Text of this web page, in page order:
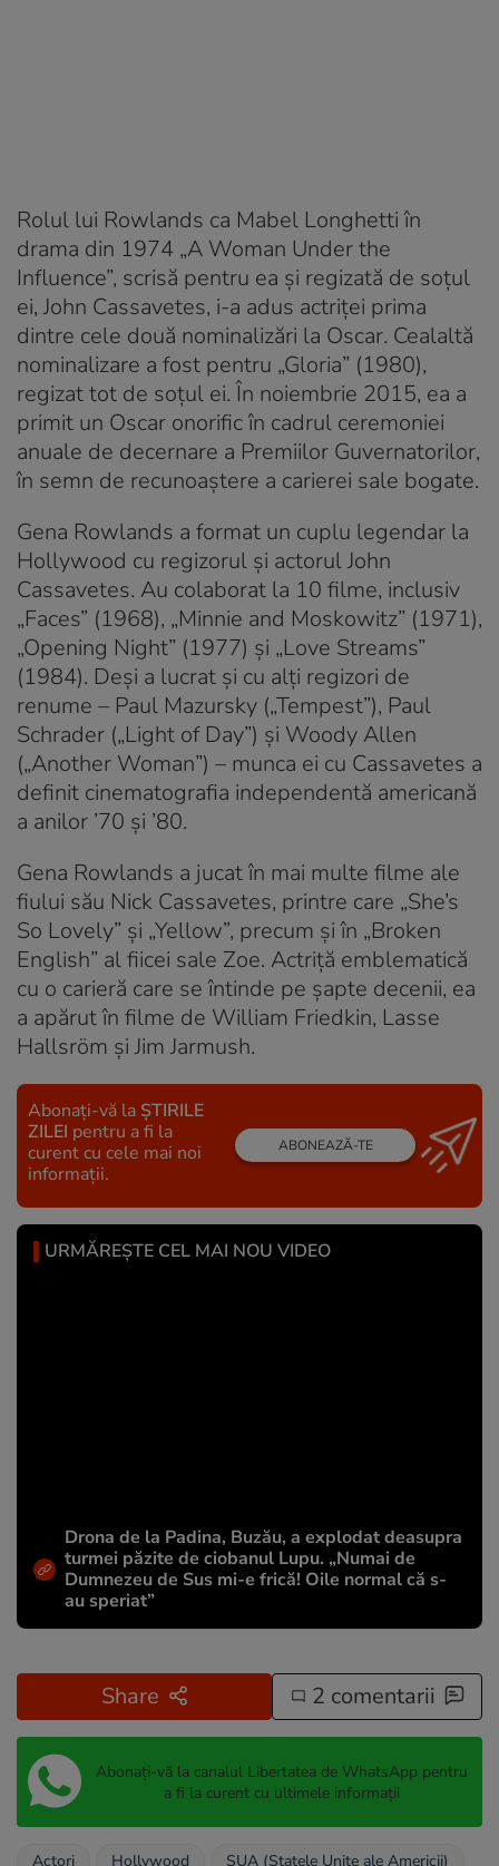
Rolul lui Rowlands ca Mabel Longhetti în
drama din 1974 „A Woman Under the
Influence”, scrisă pentru ea şi regizată de soţul
ei, John Cassavetes, i-a adus actriţei prima
dintre cele două nominalizări la Oscar. Cealaltă
nominalizare a fost pentru „Gloria” (1980),
regizat tot de soţul ei. În noiembrie 2015, ea a
primit un Oscar onorific în cadrul ceremoniei
anuale de decernare a Premiilor Guvernatorilor,
în semn de recunoaştere a carierei sale bogate.
Gena Rowlands a format un cuplu legendar la
Hollywood cu regizorul şi actorul John
Cassavetes. Au colaborat la 10 filme, inclusiv
„Faces” (1968), „Minnie and Moskowitz” (1971),
„Opening Night” (1977) şi „Love Streams”
(1984). Deşi a lucrat şi cu alţi regizori de
renume – Paul Mazursky („Tempest”), Paul
Schrader („Light of Day”) şi Woody Allen
(„Another Woman”) – munca ei cu Cassavetes a
definit cinematografia independentă americană
a anilor ’70 şi ’80.
Gena Rowlands a jucat în mai multe filme ale
fiului său Nick Cassavetes, printre care „She’s
So Lovely” şi „Yellow”, precum şi în „Broken
English” al fiicei sale Zoe. Actriţă emblematică
cu o carieră care se întinde pe şapte decenii, ea
a apărut în filme de William Friedkin, Lasse
Hallsröm şi Jim Jarmush.
Abonați-vă la ȘTIRILE
ZILEI pentru a fi la
curent cu cele mai noi
informații.
ABONEAZĂ-TE
URMĂREȘTE CEL MAI NOU VIDEO
Drona de la Padina, Buzău, a explodat deasupra
turmei păzite de ciobanul Lupu. „Numai de
Dumnezeu de Sus mi-e frică! Oile normal că s-
au speriat”
Share 2 comentarii
Abonați-vă la canalul Libertatea de WhatsApp pentru
a fi la curent cu ultimele informații
Actori Hollywood SUA (Statele Unite ale Americii)